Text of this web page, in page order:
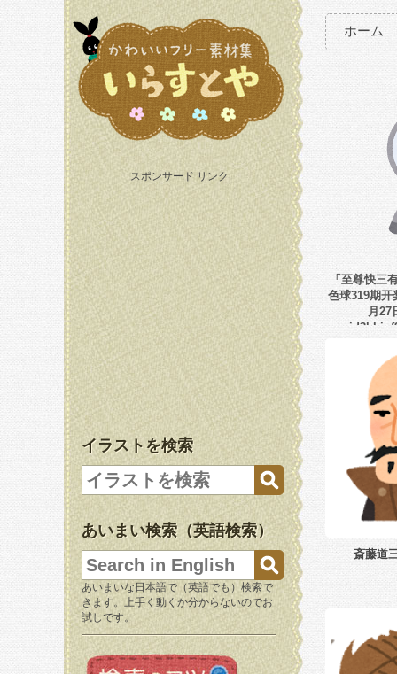
スポンサード リンク
イラストを検索
あいまい検索（英語検索）
あいまいな日本語で（英語でも）検索で
きます。上手く動くか分からないのでお
試しです。
ホーム
「至尊快三
色球319期开
月27
斎藤道